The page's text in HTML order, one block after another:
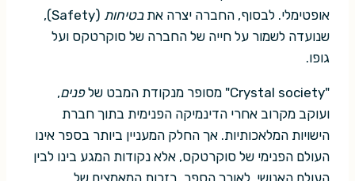
אופטימלי. לבסוף, החברה יצרה אתבטיחות
(Safety),
שנועדה לשמור על חייה של החברה של סוקרטקס ועל
גופו.
"Crystal society" מסופר מנקודת המבט של פנים,
ועוקב מקרוב אחרי הדינמיקה הפנימית בתוך חברת
הישויות המלאכותיות. אך החלק המעניין ביותר בספר אינו
העולם הפנימי של סוקרטקס, אלא נקודות המגע בינו לבין